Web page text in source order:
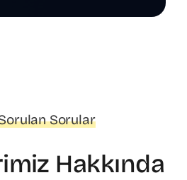
Sorular
Hakkında